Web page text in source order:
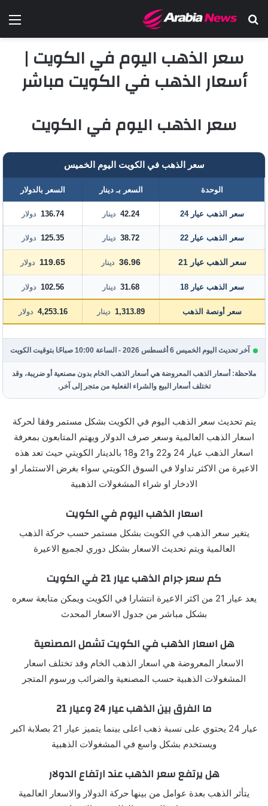
بحث عن
سعر الذهب اليوم في الكويت |
أسعار الذهب في الكويت مباشر
سعر الذهب اليوم في الكويت
سعر الذهب في الكويت اليوم الخميس
الوحدة السعر بـ دينار السعر بالدولار
سعر الذهب عيار 24 42.24 دينار 136.74 دولار
سعر الذهب عيار 22 38.72 دينار 125.35 دولار
سعر الذهب عيار 21 36.96 دينار 119.65 دولار
سعر الذهب عيار 18 31.68 دينار 102.56 دولار
سعر أونصة الذهب 1,313.89 دينار 4,253.16 دولار
آخر تحديث اليوم الخميس 6 أغسطس 2026 - الساعة 10:00 صباحًا بتوقيت الكويت
ملاحظة: أسعار الذهب المعروضة هي أسعار الذهب الخام بدون مصنعية أو ضريبة، وقد
تختلف أسعار البيع والشراء الفعلية من متجر إلى آخر.
يتم تحديث سعر الذهب اليوم في الكويت بشكل مستمر وفقا لحركة
اسعار الذهب العالمية وسعر صرف الدولار ويهتم المتابعون بمعرفة
اسعار الذهب عيار 24 و22 و21 و18 بالدينار الكويتي حيث تعد هذه
الاعيرة من الاكثر تداولا في السوق الكويتي سواء بغرض الاستثمار او
الادخار او شراء المشغولات الذهبية
اسعار الذهب اليوم في الكويت
يتغير سعر الذهب في الكويت بشكل مستمر حسب حركة الذهب
العالمية ويتم تحديث الاسعار بشكل دوري لجميع الاعيرة
كم سعر جرام الذهب عيار 21 في الكويت
يعد عيار 21 من اكثر الاعيرة انتشارا في الكويت ويمكن متابعة سعره
بشكل مباشر من جدول الاسعار المحدث
هل اسعار الذهب في الكويت تشمل المصنعية
الاسعار المعروضة هي اسعار الذهب الخام وقد تختلف اسعار
المشغولات الذهبية حسب المصنعية والضرائب ورسوم المتجر
ما الفرق بين الذهب عيار 24 وعيار 21
عيار 24 يحتوي على نسبة ذهب اعلى بينما يتميز عيار 21 بصلابة اكبر
ويستخدم بشكل واسع في المشغولات الذهبية
هل يرتفع سعر الذهب عند ارتفاع الدولار
يتأثر الذهب بعدة عوامل من بينها حركة الدولار والاسعار العالمية